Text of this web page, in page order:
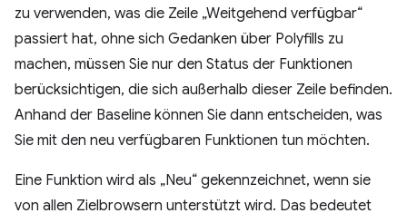
zu verwenden, was die Zeile „Weitgehend verfügbar“
passiert hat, ohne sich Gedanken über Polyfills zu
machen, müssen Sie nur den Status der Funktionen
berücksichtigen, die sich außerhalb dieser Zeile befinden.
Anhand der Baseline können Sie dann entscheiden, was
Sie mit den neu verfügbaren Funktionen tun möchten.
Eine Funktion wird als „Neu“ gekennzeichnet, wenn sie
von allen Zielbrowsern unterstützt wird. Das bedeutet